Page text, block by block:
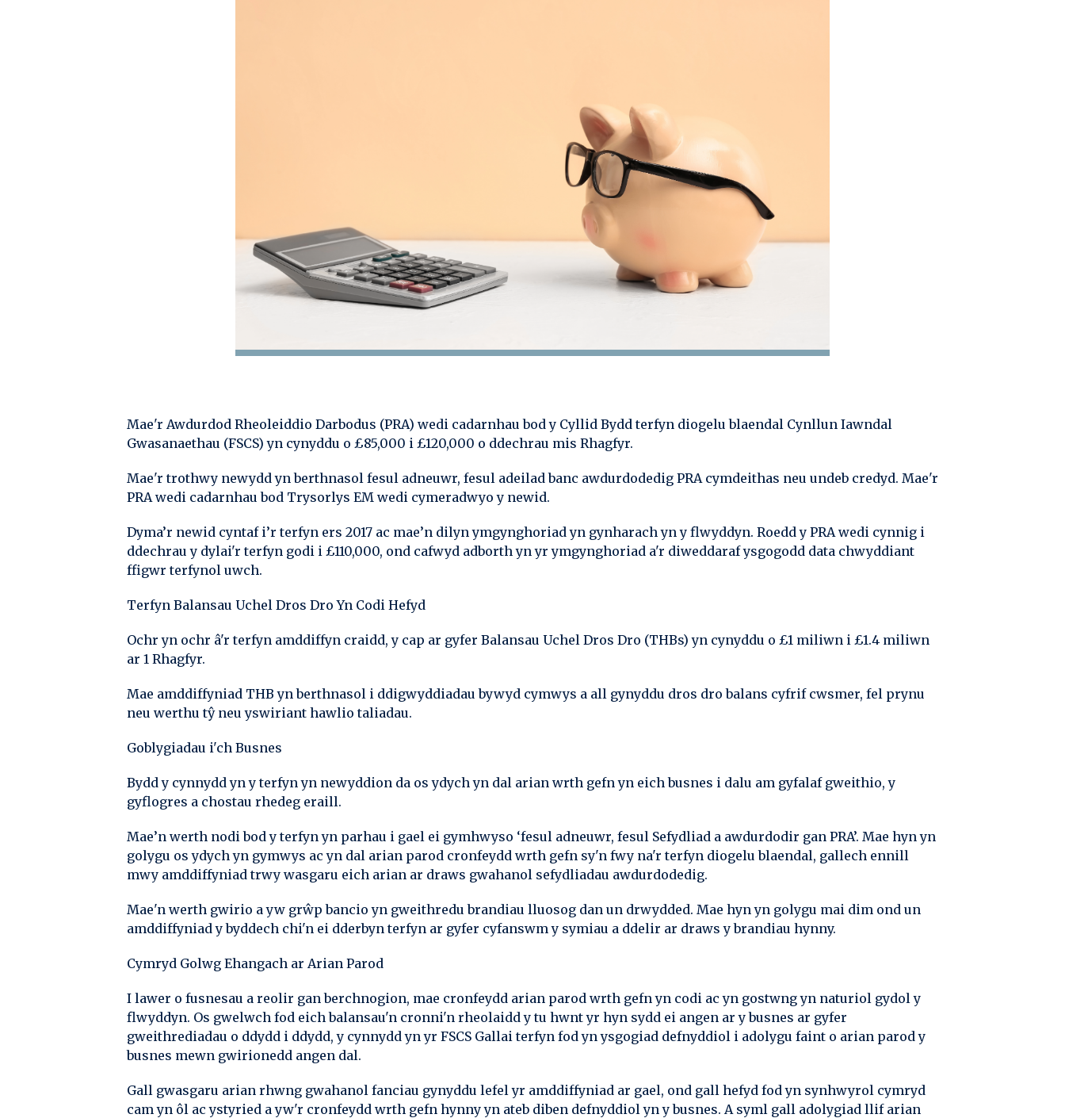
Mae'r Awdurdod Rheoleiddio Darbodus (PRA) wedi cadarnhau bod y Cyllid Bydd terfyn diogelu blaendal Cynllun Iawndal
Gwasanaethau (FSCS) yn cynyddu o £85,000 i £120,000 o ddechrau mis Rhagfyr.
Mae'r trothwy newydd yn berthnasol fesul adneuwr, fesul adeilad banc awdurdodedig PRA cymdeithas neu undeb credyd. Mae'r
PRA wedi cadarnhau bod Trysorlys EM wedi cymeradwyo y newid.
Dyma’r newid cyntaf i’r terfyn ers 2017 ac mae’n dilyn ymgynghoriad yn gynharach yn y flwyddyn. Roedd y PRA wedi cynnig i
ddechrau y dylai'r terfyn godi i £110,000, ond cafwyd adborth yn yr ymgynghoriad a'r diweddaraf ysgogodd data chwyddiant
ffigwr terfynol uwch.
Terfyn Balansau Uchel Dros Dro Yn Codi Hefyd
Ochr yn ochr â'r terfyn amddiffyn craidd, y cap ar gyfer Balansau Uchel Dros Dro (THBs) yn cynyddu o £1 miliwn i £1.4 miliwn
ar 1 Rhagfyr.
Mae amddiffyniad THB yn berthnasol i ddigwyddiadau bywyd cymwys a all gynyddu dros dro balans cyfrif cwsmer, fel prynu
neu werthu tŷ neu yswiriant hawlio taliadau.
Goblygiadau i'ch Busnes
Bydd y cynnydd yn y terfyn yn newyddion da os ydych yn dal arian wrth gefn yn eich busnes i dalu am gyfalaf gweithio, y
gyflogres a chostau rhedeg eraill.
Mae’n werth nodi bod y terfyn yn parhau i gael ei gymhwyso ‘fesul adneuwr, fesul Sefydliad a awdurdodir gan PRA’. Mae hyn yn
golygu os ydych yn gymwys ac yn dal arian parod cronfeydd wrth gefn sy'n fwy na'r terfyn diogelu blaendal, gallech ennill
mwy amddiffyniad trwy wasgaru eich arian ar draws gwahanol sefydliadau awdurdodedig.
Mae'n werth gwirio a yw grŵp bancio yn gweithredu brandiau lluosog dan un drwydded. Mae hyn yn golygu mai dim ond un
amddiffyniad y byddech chi'n ei dderbyn terfyn ar gyfer cyfanswm y symiau a ddelir ar draws y brandiau hynny.
Cymryd Golwg Ehangach ar Arian Parod
I lawer o fusnesau a reolir gan berchnogion, mae cronfeydd arian parod wrth gefn yn codi ac yn gostwng yn naturiol gydol y
flwyddyn. Os gwelwch fod eich balansau'n cronni'n rheolaidd y tu hwnt yr hyn sydd ei angen ar y busnes ar gyfer
gweithrediadau o ddydd i ddydd, y cynnydd yn yr FSCS Gallai terfyn fod yn ysgogiad defnyddiol i adolygu faint o arian parod y
busnes mewn gwirionedd angen dal.
Gall gwasgaru arian rhwng gwahanol fanciau gynyddu lefel yr amddiffyniad ar gael, ond gall hefyd fod yn synhwyrol cymryd
cam yn ôl ac ystyried a yw'r cronfeydd wrth gefn hynny yn ateb diben defnyddiol yn y busnes. A syml gall adolygiad llif arian